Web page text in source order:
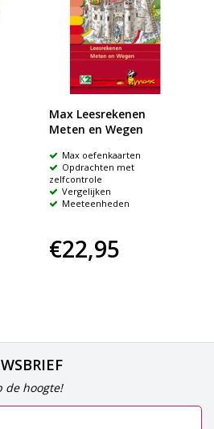
Max Leesrekenen
Meten en Wegen
Max oefenkaarten
Opdrachten met
zelfcontrole
Vergelijken
Meeteenheden
€22,95
de hoogte!